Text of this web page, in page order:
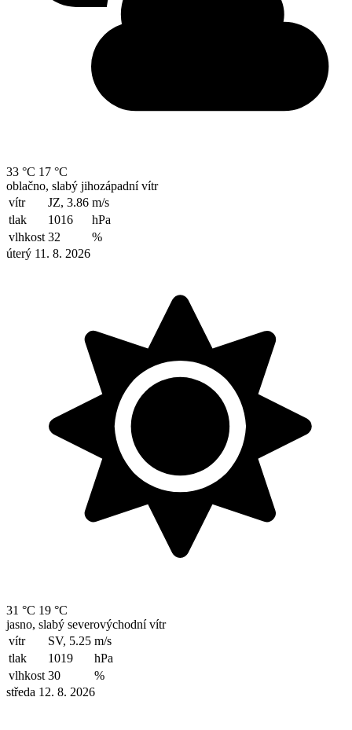
33 °C 17 °C
oblačno, slabý jihozápadní vítr
vítr
JZ, 3.86 m/s
tlak
1016
hPa
vlhkost 32
%
úterý 11. 8. 2026
31 °C 19 °C
jasno, slabý severovýchodní vítr
vítr
SV, 5.25 m/s
tlak
1019
hPa
vlhkost 30
%
středa 12. 8. 2026